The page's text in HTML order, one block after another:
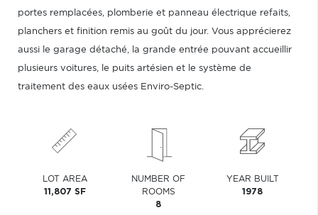
portes remplacées, plomberie et panneau électrique refaits,
planchers et finition remis au goût du jour. Vous apprécierez
aussi le garage détaché, la grande entrée pouvant accueillir
plusieurs voitures, le puits artésien et le système de
traitement des eaux usées Enviro-Septic.
LOT AREA
11,807 SF
NUMBER OF
ROOMS
8
YEAR BUILT
1978